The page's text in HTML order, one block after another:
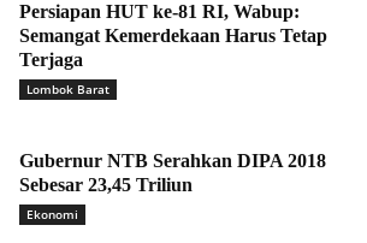
Persiapan HUT ke-81 RI, Wabup:
Semangat Kemerdekaan Harus Tetap
Terjaga
Lombok Barat
Gubernur NTB Serahkan DIPA 2018
Sebesar 23,45 Triliun
Ekonomi